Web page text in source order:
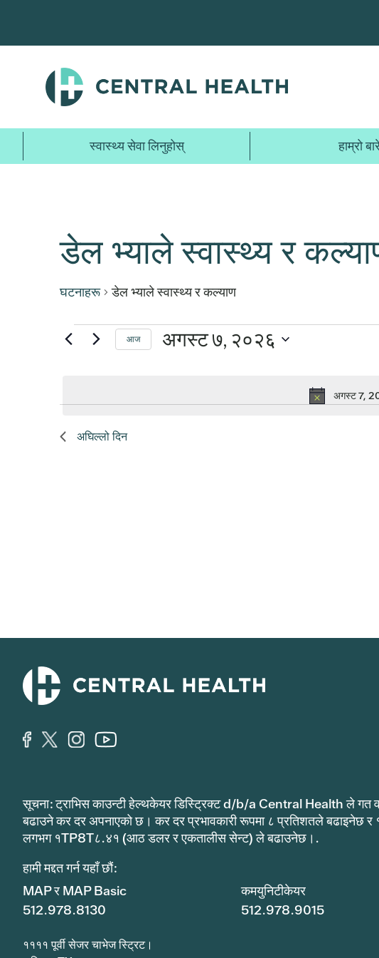
जानुहोस्
स्वास्थ्य सेवा लिनुहोस् हाम्रो
डेल भ्याले स्वास्थ्य र
घटनाहरू डेल भ्याले स्वास्थ्य र कल्याण
घटनाहरू
अगस्ट
7,
अगस्ट 7,
आज अगस्ट ७, २०२६
अघिल्लो दिन
सूचना: ट्राभिस काउन्टी हेल्थकेयर डिस्ट्रिक्ट d/b/a Central Health ले गत
बढाउने कर दर अपनाएको छ। कर दर प्रभावकारी रूपमा ८ प्रतिशतले बढाइनेछ
लगभग १TP8T८.४१ (आठ डलर र एकतालीस सेन्ट) ले बढाउनेछ।.
हामी मद्दत गर्न यहाँ छौं:
MAP र MAP Basic
512.978.8130
कमयुनिटीकेयर
512.978.9015
११११ पूर्वी सेजर चाभेज स्ट्रिट।